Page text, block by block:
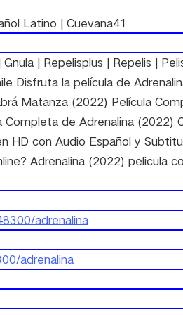
Latino | Cuevana41
| Repelisplus | Repelis |
Disfruta la película de
Matanza (2022) Película
de Adrenalina (2022)
HD con Audio Español y
Adrenalina (2022) pelicula
adrenalina
adrenalina